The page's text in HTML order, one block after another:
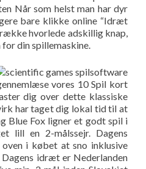
Når som helst man har dyr
bare klikke online “Idræt
hvorlede adskillig knap,
din spillemaskine.
vores 10 Spil kort
dig over dette klassiske
har taget dig lokal tid til at
Blue Fox ligner et godt spil i
lill en 2-målssejr. Dagens
oven i købet at sno inklusive
Dagens idræt er Nederlanden